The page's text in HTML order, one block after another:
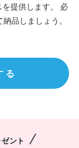
提供します。 必
品しましょう。
る
ント